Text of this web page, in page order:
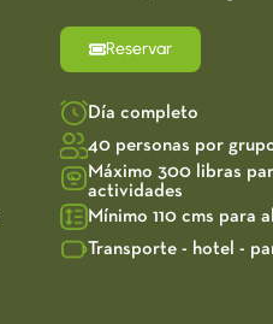
Reservar
Día completo
40 personas por
Máximo 300 libras
actividades
Mínimo 110 cms para
Transporte - hotel -